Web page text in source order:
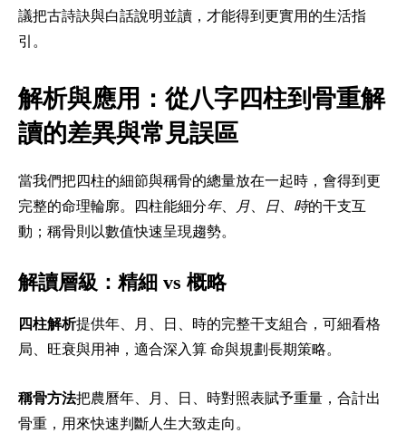
議把古詩訣與白話說明並讀，才能得到更實用的生活指
引。
解析與應用：從八字四柱到骨重解
讀的差異與常見誤區
當我們把四柱的細節與稱骨的總量放在一起時，會得到更
完整的命理輪廓。四柱能細分年、 月、 日、 時的干支互
動；稱骨則以數值快速呈現趨勢。
解讀層級：精細 vs 概略
四柱解析提供年、月、日、時的完整干支組合，可細看格
局、旺衰與用神，適合深入算 命與規劃長期策略。
稱骨方法把農曆年、月、日、時對照表賦予重量，合計出
骨重，用來快速判斷人生大致走向。